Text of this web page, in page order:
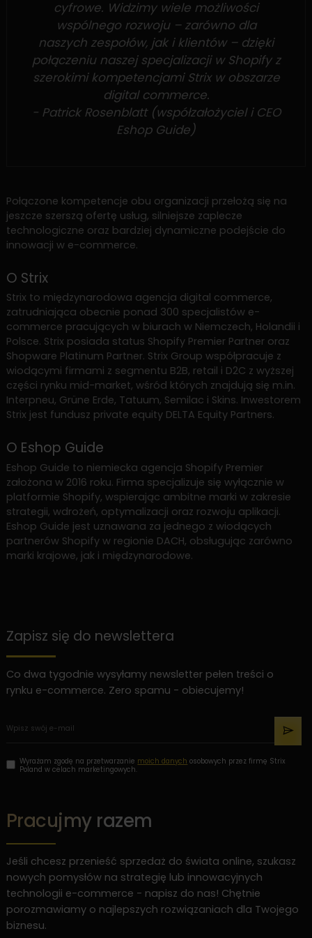
cyfrowe. Widzimy wiele możliwości
wspólnego rozwoju – zarówno dla
naszych zespołów, jak i klientów – dzięki
połączeniu naszej specjalizacji w Shopify z
szerokimi kompetencjami Strix w obszarze
digital commerce.
- Patrick Rosenblatt (współzałożyciel i CEO
Eshop Guide)
Połączone kompetencje obu organizacji przełożą się na
jeszcze szerszą ofertę usług, silniejsze zaplecze
technologiczne oraz bardziej dynamiczne podejście do
innowacji w e-commerce.
O Strix
Strix to międzynarodowa agencja digital commerce,
zatrudniająca obecnie ponad 300 specjalistów e-
commerce pracujących w biurach w Niemczech, Holandii i
Polsce. Strix posiada status Shopify Premier Partner oraz
Shopware Platinum Partner. Strix Group współpracuje z
wiodącymi firmami z segmentu B2B, retail i D2C z wyższej
części rynku mid-market, wśród których znajdują się m.in.
Interpneu, Grüne Erde, Tatuum, Semilac i Skins. Inwestorem
Strix jest fundusz private equity DELTA Equity Partners.
O Eshop Guide
Eshop Guide to niemiecka agencja Shopify Premier
założona w 2016 roku. Firma specjalizuje się wyłącznie w
platformie Shopify, wspierając ambitne marki w zakresie
strategii, wdrożeń, optymalizacji oraz rozwoju aplikacji.
Eshop Guide jest uznawana za jednego z wiodących
partnerów Shopify w regionie DACH, obsługując zarówno
marki krajowe, jak i międzynarodowe.
Zapisz się do newslettera
Co dwa tygodnie wysyłamy newsletter pełen treści o
rynku e-commerce. Zero spamu - obiecujemy!
Wyrażam zgodę na przetwarzanie moich danych osobowych przez firmę Strix
Poland w celach marketingowych.
Pracujmy razem
Jeśli chcesz przenieść sprzedaż do świata online, szukasz
nowych pomysłów na strategię lub innowacyjnych
technologii e-commerce - napisz do nas! Chętnie
porozmawiamy o najlepszych rozwiązaniach dla Twojego
biznesu.